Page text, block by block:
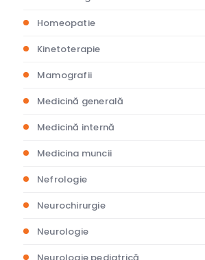
Homeopatie
Kinetoterapie
Mamografii
Medicină generală
Medicină internă
Medicina muncii
Nefrologie
Neurochirurgie
Neurologie
Neurologie pediatrică